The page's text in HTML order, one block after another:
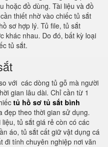
hoặc đồ dùng. Tài liệu và đồ
thiết nhờ vào chiếc tủ sắt
sơ hợp lý. Tủ file, tủ sắt
khác nhau. Do đó, bất kỳ loại
tủ sắt.
với các dòng tủ gỗ mà người
gian lâu dài. Chỉ cần từ 1
tủ hồ sơ tủ sắt bình
đẹp theo thời gian sử dụng.
tủ sắt giá rẻ còn có các
áo, tủ sắt cất giữ vật dụng cá
đi tính chuyên nghiệp nơi văn